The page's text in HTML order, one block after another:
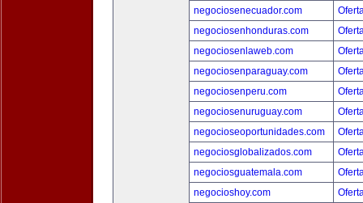
negociosenecuador.com
negociosenhonduras.com
negociosenlaweb.com
negociosenparaguay.com
negociosenperu.com
negociosenuruguay.com
negocioseoportunidades.com
negociosglobalizados.com
negociosguatemala.com
negocioshoy.com